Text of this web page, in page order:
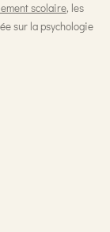
scolaire, les
sur la psychologie